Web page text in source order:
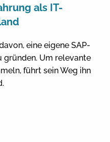
als IT-
eine eigene SAP-
gründen. Um relevante
führt sein Weg ihn